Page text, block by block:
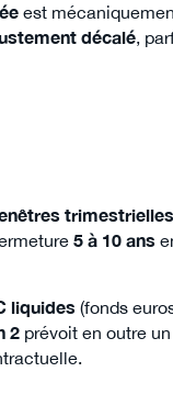
est
décalé,
trimestrielles
5 à 10 ans
liquides (fonds
2 prévoit en outre